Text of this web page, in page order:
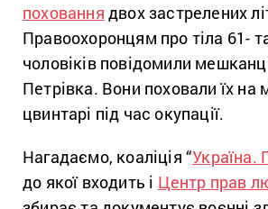
поховання двох застрелених
Правоохоронцям про тіла 61-
чоловіків повідомили
Петрівка. Вони поховали їх на
цвинтарі під час окупації.
Нагадаємо, коаліція “Україна.
до якої входить і Центр прав